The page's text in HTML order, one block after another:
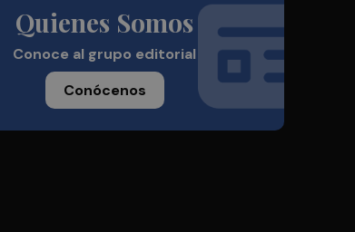
Quienes Somos
Conoce al grupo editorial
Conócenos